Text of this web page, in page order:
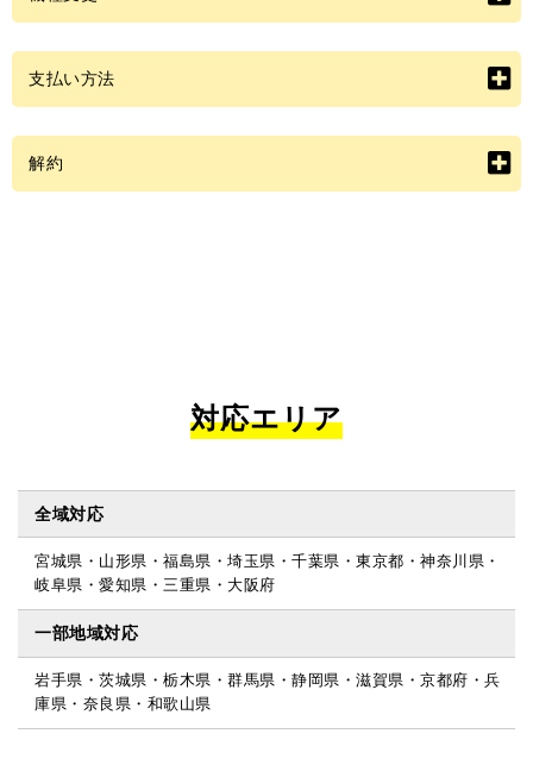
支払い方法
解約
対応エリア
全域対応
宮城県・山形県・福島県・埼玉県・千葉県・東京都・神奈川県・
岐阜県・愛知県・三重県・大阪府
一部地域対応
岩手県・茨城県・栃木県・群馬県・静岡県・滋賀県・京都府・兵
庫県・奈良県・和歌山県